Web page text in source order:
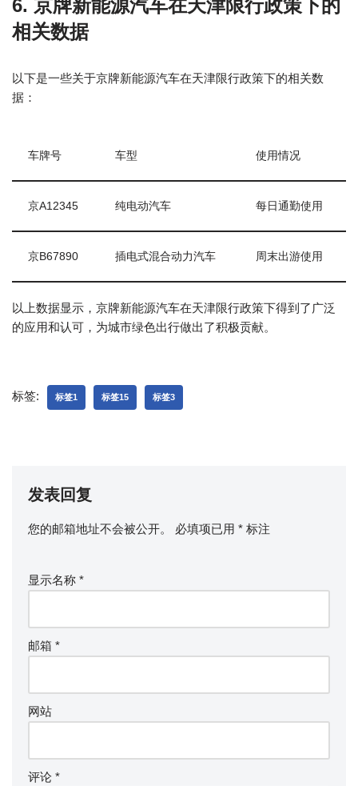
6. 京牌新能源汽车在天津限行政策下的
相关数据
以下是一些关于京牌新能源汽车在天津限行政策下的相关数
据：
车牌号 车型 使用情况
京A12345 纯电动汽车 每日通勤使用
京B67890 插电式混合动力汽车 周末出游使用
以上数据显示，京牌新能源汽车在天津限行政策下得到了广泛
的应用和认可，为城市绿色出行做出了积极贡献。
标签: 标签1 标签15 标签3
发表回复
您的邮箱地址不会被公开。 必填项已用 * 标注
显示名称 *
邮箱 *
网站
评论 *